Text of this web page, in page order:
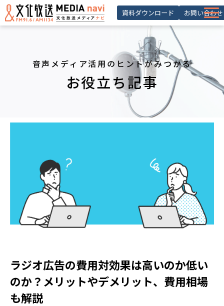
資料ダウンロード お問い合わせ
選ばれる理由
導入事例 ・活用事例
お役立ち記事
音声メディア活用のヒントがみつかる
お役立ち記事
ラジオ広告の費用対効果は高いのか低い
のか？メリットやデメリット、費用相場
も解説